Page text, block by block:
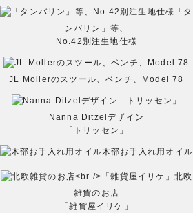
「タ
ンバリン」等、
No.42別注生地仕様
JL Mollerのスツール、ベンチ、Model 78
Nanna Ditzelデザイン
「トリッセン」
木部お手入れ用オイル
北欧
雑貨のお店
「雑貨屋イリケ」